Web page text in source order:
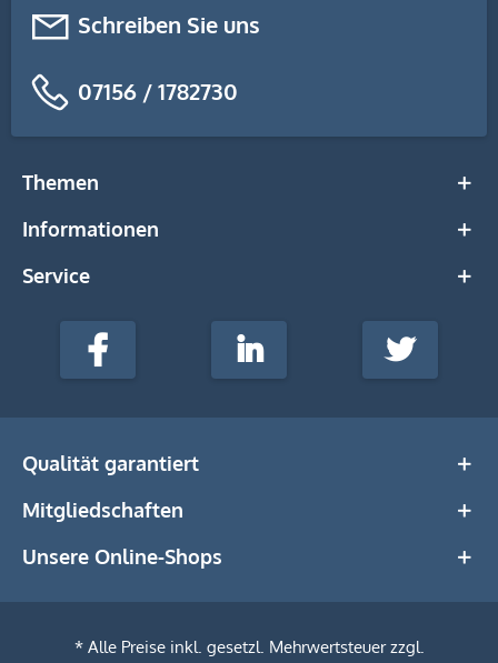
Schreiben Sie uns
07156 / 1782730
Themen
Informationen
Service
stempel-
Media
Facebook LinkedIn Twitter
Qualität garantiert
Mitgliedschaften
Unsere Online-Shops
* Alle Preise inkl. gesetzl. Mehrwertsteuer zzgl.